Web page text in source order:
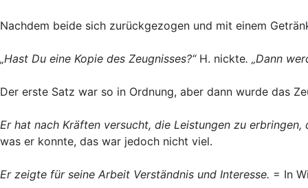
Nachdem beide sich zurückgezogen und mit einem
„Hast Du eine Kopie des Zeugnisses?“H. nickte. „Dann
Der erste Satz war so in Ordnung, aber dann wurde das
Er hat nach Kräften versucht, die Leistungen zu
was er konnte, das war jedoch nicht viel.
Er zeigte für seine Arbeit Verständnis und Interesse. = In